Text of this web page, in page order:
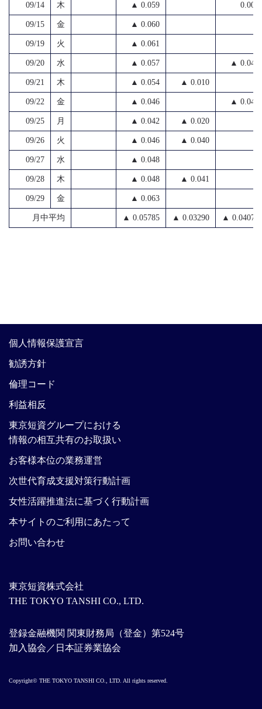
09/14 木 ▲ 0.059 0.001
09/15 金 ▲ 0.060
09/19 火 ▲ 0.061
09/20 水 ▲ 0.057 ▲ 0.045
09/21 木 ▲ 0.054 ▲ 0.010
09/22 金 ▲ 0.046 ▲ 0.048
09/25 月 ▲ 0.042 ▲ 0.020
09/26 火 ▲ 0.046 ▲ 0.040
09/27 水 ▲ 0.048
09/28 木 ▲ 0.048 ▲ 0.041
09/29 金 ▲ 0.063
月中平均 ▲ 0.05785 ▲ 0.03290 ▲ 0.04071
東京短資株式会社
THE TOKYO TANSHI CO., LTD.
登録金融機関 関東財務局（登金）第524号
加入協会／日本証券業協会
個人情報保護宣言
勧誘方針
倫理コード
利益相反
東京短資グループにおける
情報の相互共有のお取扱い
お客様本位の業務運営
次世代育成支援対策行動計画
女性活躍推進法に基づく行動計画
本サイトのご利用にあたって
お問い合わせ
Copyright© THE TOKYO TANSHI CO., LTD. All rights reserved.